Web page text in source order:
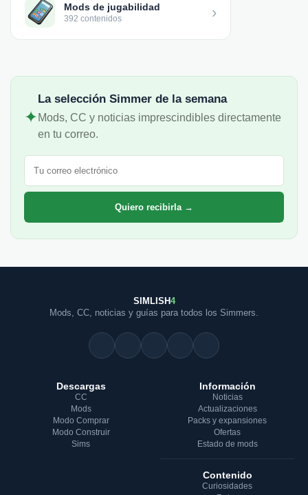
Mods de jugabilidad
392 contenidos ›
✦
La selección Simmer de la semana
Mods, CC y noticias imprescindibles directamente
en tu correo.
Correo electrónico
Quiero recibirla →
SIMLISH4
Mods, CC, noticias y guías para todos los Simmers.
Descargas
CC
Mods
Modo Comprar
Modo Construir
Sims
Información
Noticias
Actualizaciones
Packs y expansiones
Ofertas
Estado de mods
Contenido
Curiosidades